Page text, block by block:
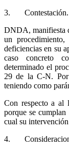
3. Contestación.
DNDA, manifiesta
un
deficiencias en su
caso concreto
determinado el
29 de la C-N. Por
teniendo como
Con respecto a al
porque se
cual su
4.